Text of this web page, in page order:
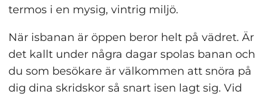
termos i en mysig, vintrig miljö.
När isbanan är öppen beror helt på vädret. Är
det kallt under några dagar spolas banan och
du som besökare är välkommen att snöra på
dig dina skridskor så snart isen lagt sig. Vid